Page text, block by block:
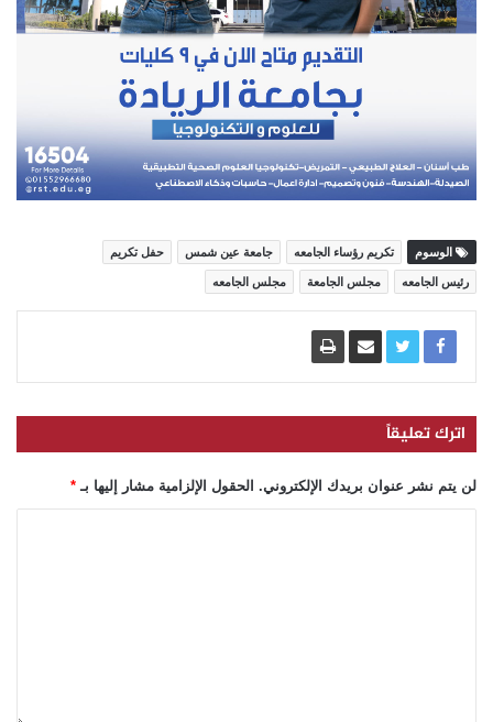
الوسوم تكريم رؤساء الجامعه جامعة عين شمس حفل تكريم
رئيس الجامعه مجلس الجامعة مجلس الجامعه
اترك تعليقاً
لن يتم نشر عنوان بريدك الإلكتروني. الحقول الإلزامية مشار إليها بـ *